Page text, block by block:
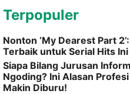
Terpopuler
Nonton ‘My Dearest Part
Terbaik untuk Serial Hits Ini
Siapa Bilang Jurusan
Ngoding? Ini Alasan
Makin Diburu!